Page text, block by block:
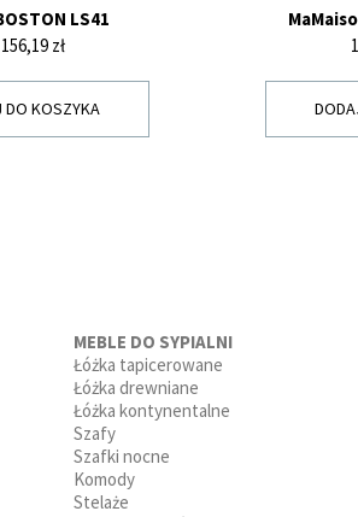
LS41
zł
DO KOSZYKA
MEBLE DO SYPIALNI
Łóżka tapicerowane
Łóżka drewniane
Łóżka kontynentalne
Szafy
Szafki nocne
Komody
Stelaże